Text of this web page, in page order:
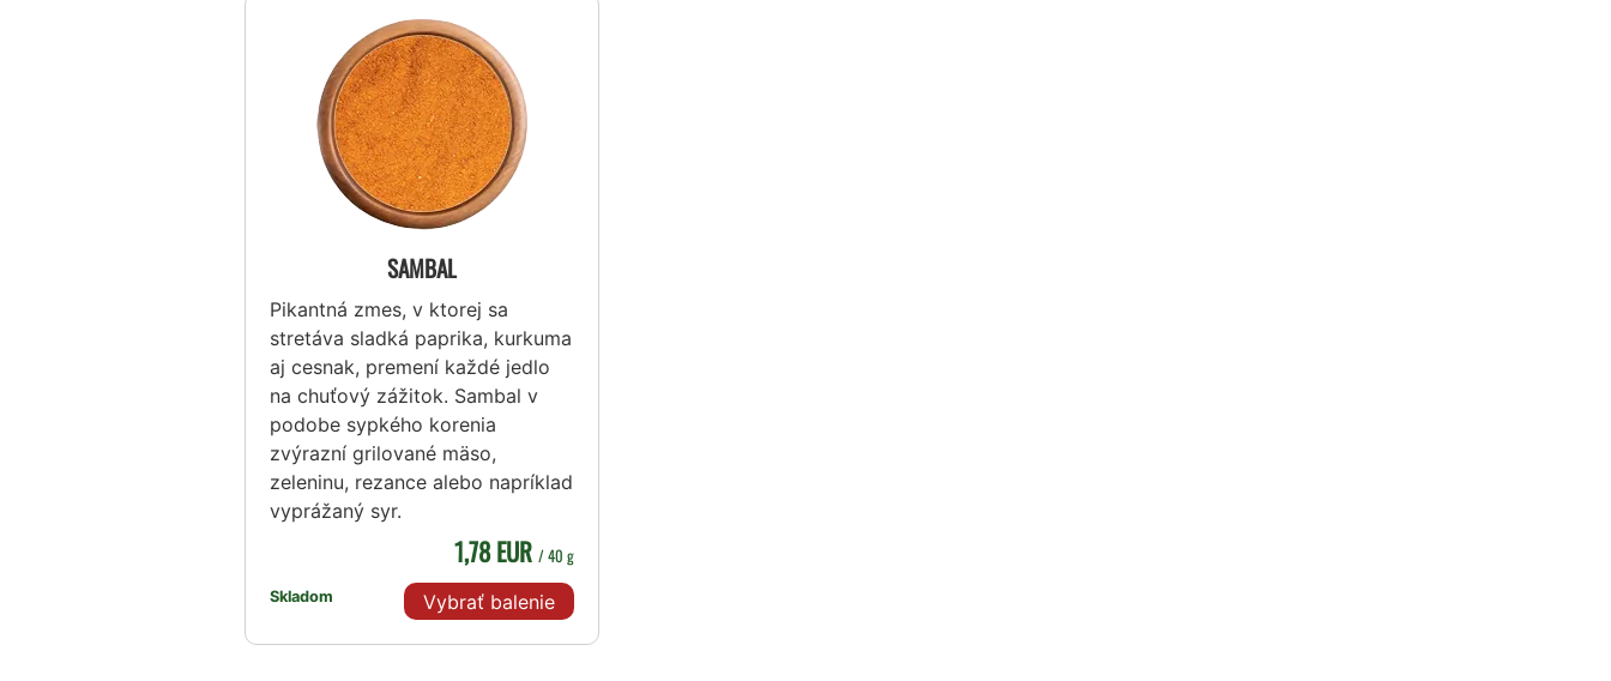
SAMBAL
Pikantná zmes, v ktorej sa
stretáva sladká paprika, kurkuma
aj cesnak, premení každé jedlo
na chuťový zážitok. Sambal v
podobe sypkého korenia
zvýrazní grilované mäso,
zeleninu, rezance alebo napríklad
vyprážaný syr.
Skladom
1,78 EUR / 40 g
Vybrať balenie